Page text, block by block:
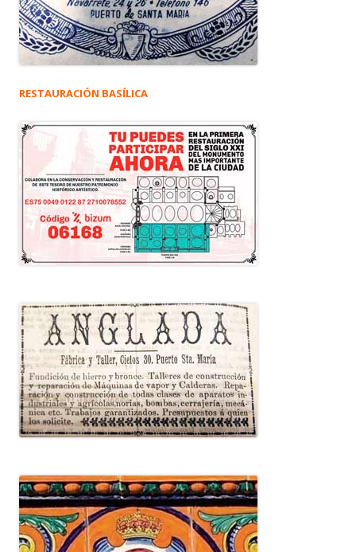
RESTAURACIÓN BASÍLICA